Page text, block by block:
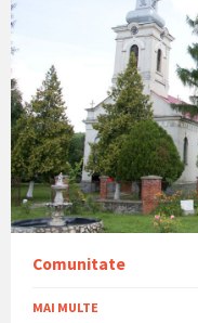
Comunitate
MAI MULTE